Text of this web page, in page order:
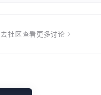
去社区查看更多讨论